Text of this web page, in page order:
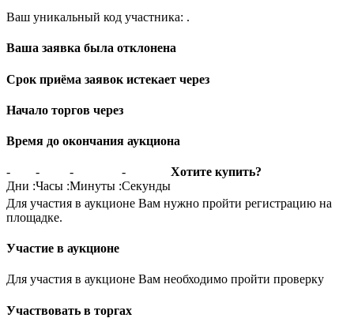
Ваш уникальный код участника: .
Ваша заявка была отклонена
Срок приёма заявок истекает через
Начало торгов через
Время до окончания аукциона
-
Дни :
-
Часы :
-
Минуты :
-
Секунды
Хотите купить?
Для участия в аукционе Вам нужно пройти регистрацию на
площадке.
Участие в аукционе
Для участия в аукционе Вам необходимо пройти проверку
Участвовать в торгах